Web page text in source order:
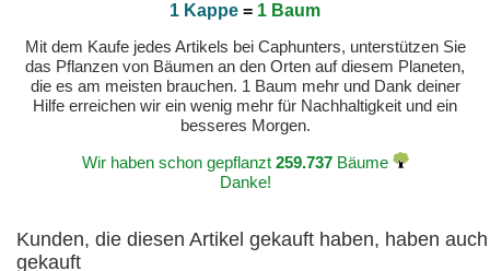
kurierską albo umowę z obecną to będą same gwiazdki :)
1 Kappe = 1 Baum
Mit dem Kaufe jedes Artikels bei Caphunters, unterstützen Sie
das Pflanzen von Bäumen an den Orten auf diesem Planeten,
die es am meisten brauchen. 1 Baum mehr und Dank deiner
Hilfe erreichen wir ein wenig mehr für Nachhaltigkeit und ein
besseres Morgen.
Wir haben schon gepflanzt 259.737Bäume
Danke!
Kunden, die diesen Artikel gekauft haben, haben auch
gekauft